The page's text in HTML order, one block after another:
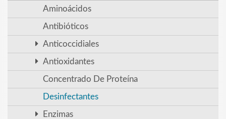
Aminoácidos
Antibióticos
Anticoccidiales
Antioxidantes
Concentrado De Proteína
Desinfectantes
Enzimas